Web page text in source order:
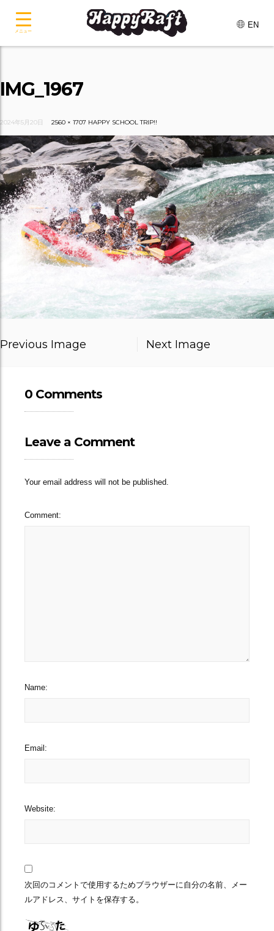
EN
IMG_1967
2024年5月20日 2560 × 1707 HAPPY SCHOOL TRIP!!
Previous Image Next Image
0 Comments
Leave a Comment
Your email address will not be published.
Comment:
Name:
Email:
Website:
次回のコメントで使用するためブラウザーに自分の名前、メー
ルアドレス、サイトを保存する。
メニュー